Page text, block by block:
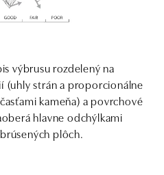
výbrusu rozdelený na
strán a proporcionálne
kameňa) a povrchové
hlavne odchýlkami
plôch.